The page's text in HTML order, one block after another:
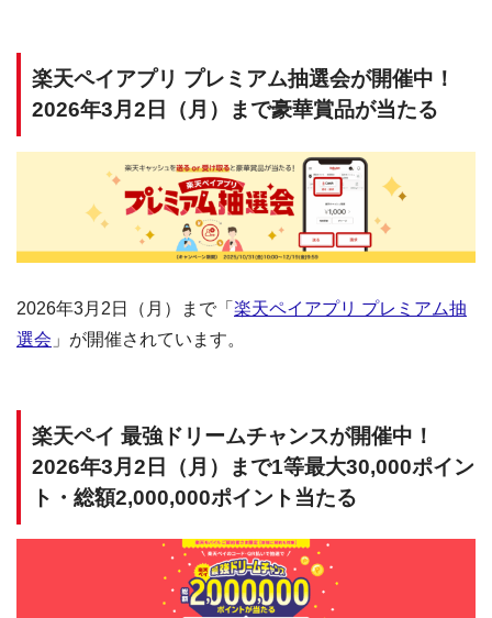
楽天ペイアプリ プレミアム抽選会が開催中！
2026年3月2日（月）まで豪華賞品が当たる
2026年3月2日（月）まで「 楽天ペイアプリ プレミアム抽
選会 」が開催されています。
楽天ペイ 最強ドリームチャンスが開催中！
2026年3月2日（月）まで1等最大30,000ポイン
ト・総額2,000,000ポイント当たる